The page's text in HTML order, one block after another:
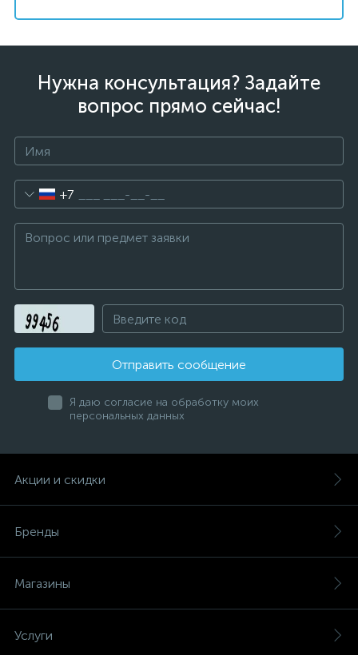
Нужна консультация? Задайте
вопрос прямо сейчас!
+7
Отправить сообщение
Я даю согласие на обработку моих
персональных данных
Акции и скидки
Бренды
Магазины
Услуги